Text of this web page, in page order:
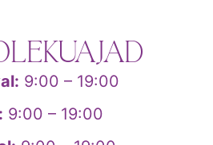
9:00 – 19:00
9:00 – 19:00